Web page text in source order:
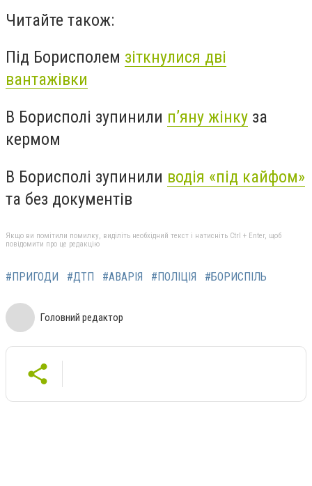
Читайте також:
Під Борисполем зіткнулися дві
вантажівки
В Борисполі зупинили п’яну жінку за
кермом
В Борисполі зупинили водія «під кайфом»
та без документів
Якщо ви помітили помилку, виділіть необхідний текст і натисніть Ctrl + Enter, щоб
повідомити про це редакцію
#ПРИГОДИ #ДТП #АВАРІЯ #ПОЛІЦІЯ #БОРИСПІЛЬ
Головний редактор